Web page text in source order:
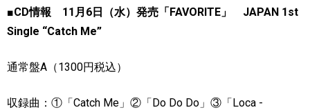
■CD情報 11 月 6日（水）発売「FAVORITE 」 JAPAN 1st
Single “Catch Me”
通常盤A （1300円税込）
収録曲：①「Catch Me 」②「Do Do Do 」③「Loca -